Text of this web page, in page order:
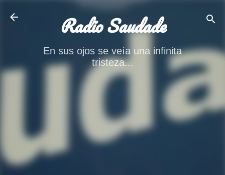
Radio Saudade
En sus ojos se veía una infinita
tristeza...